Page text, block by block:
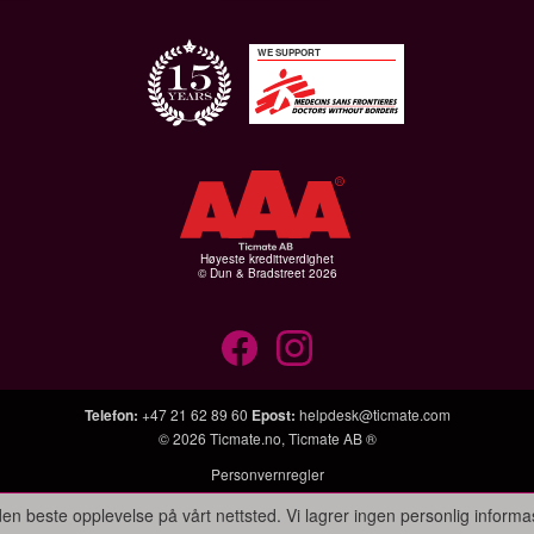
WE SUPPORT
Høyeste kredittverdighet
© Dun & Bradstreet 2026
Telefon: +47 21 62 89 60 Epost: helpdesk@ticmate.com
© 2026 Ticmate.no, Ticmate AB ®
Personvernregler
beste opplevelse på vårt nettsted. Vi lagrer ingen personlig